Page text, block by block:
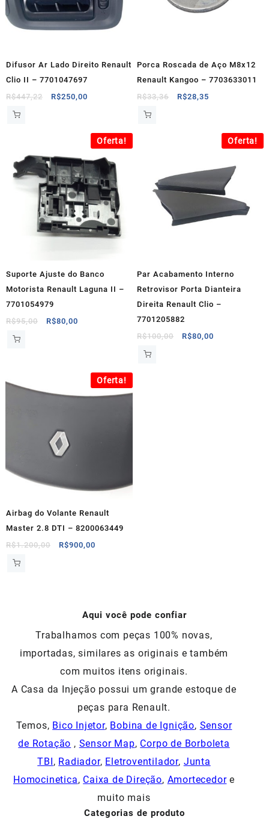
Difusor Ar Lado Direito Renault
Clio II – 7701047697
R$447,22
O
R$250,00
é:
R$250,00.
Porca Roscada de Aço M8x12
Renault Kangoo – 7703633011
R$33,36
O
R$28,35
R$28,35.
Oferta!
Suporte Ajuste do Banco
Motorista Renault Laguna II –
7701054979
R$95,00
O
R$80,00
R$80,00.
Oferta!
Par Acabamento Interno
Retrovisor Porta Dianteira
Direita Renault Clio –
7701205882
R$100,00
O
R$80,00
Oferta!
Airbag do Volante Renault
Master 2.8 DTI – 8200063449
R$1.200,00
O
R$900,00
Aqui você pode confiar
Trabalhamos com peças 100% novas,
importadas, similares as originais e também
com muitos itens originais.
A Casa da Injeção possui um grande estoque de
peças para Renault.
Temos, Bico Injetor, Bobina de Ignição, Sensor
de Rotação , Sensor Map, Corpo de Borboleta
TBI, Radiador, Eletroventilador, Junta
Homocinetica, Caixa de Direção, Amortecedore
muito mais
Categorias de produto